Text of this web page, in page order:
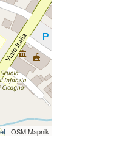
| OSM Mapnik